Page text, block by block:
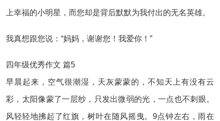
上幸福的小明星，而您却是背后默默为我付出的无名英雄。
我真想跟您说：“妈妈，谢谢您！我爱你！”
四年级优秀作文 篇5
早晨起来，空气很潮湿，天灰蒙蒙的，不知天上有没有云
彩，太阳像蒙了一层纱，只发出微弱的光，一点也不刺眼。
风轻轻地拂起了红旗，树叶在随风摇曳。9点钟左右，雨在